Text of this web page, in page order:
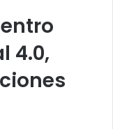
4.0,